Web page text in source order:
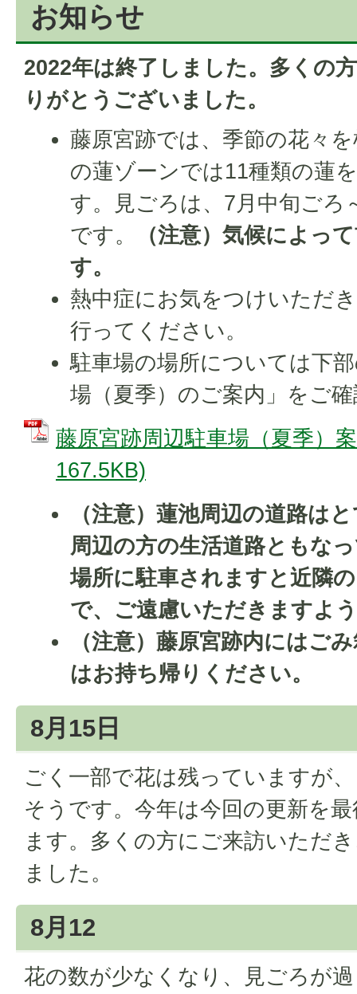
お知らせ
2022年は終了しました。多くの
りがとうございました。
藤原宮跡では、季節の花々
の蓮ゾーンでは11種類の蓮
す。見ごろは、7月中旬ごろ
です。
（注意）気候によっ
す。
熱中症にお気をつけいただ
行ってください。
駐車場の場所については下
場（夏季）のご案内」をご
藤原宮跡周辺駐車場（夏季）
167.5KB)
（注意）蓮池周辺の道路は
周辺の方の生活道路ともな
場所に駐車されますと近隣
で、ご遠慮いただきますよ
（注意）藤原宮跡内にはご
はお持ち帰りください。
8月15日
ごく一部で花は残っていますが
そうです。今年は今回の更新を
ます。多くの方にご来訪いただ
ました。
8月12
花の数が少なくなり、見ごろが